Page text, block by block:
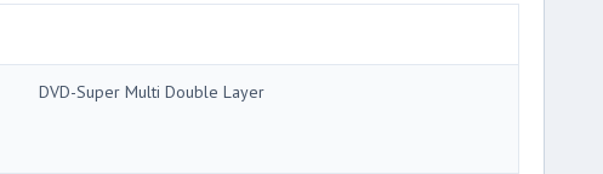
DVD-Super Multi Double Layer